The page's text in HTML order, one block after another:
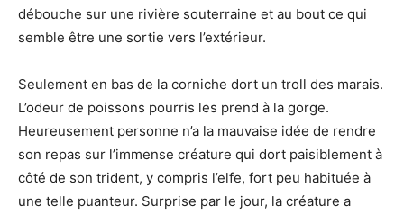
débouche sur une rivière souterraine et au bout ce qui
semble être une sortie vers l’extérieur.
Seulement en bas de la corniche dort un troll des marais.
L’odeur de poissons pourris les prend à la gorge.
Heureusement personne n’a la mauvaise idée de rendre
son repas sur l’immense créature qui dort paisiblement à
côté de son trident, y compris l’elfe, fort peu habituée à
une telle puanteur. Surprise par le jour, la créature a